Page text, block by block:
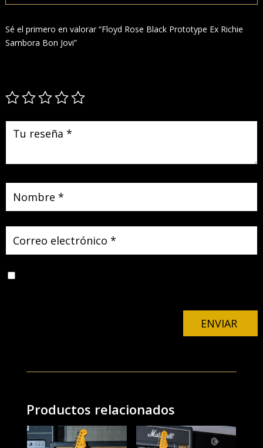
Sé el primero en valorar “Floyd Rose Black Prototype Ex Richie
Sambora Bon Jovi”
ENVIAR
Productos relacionados